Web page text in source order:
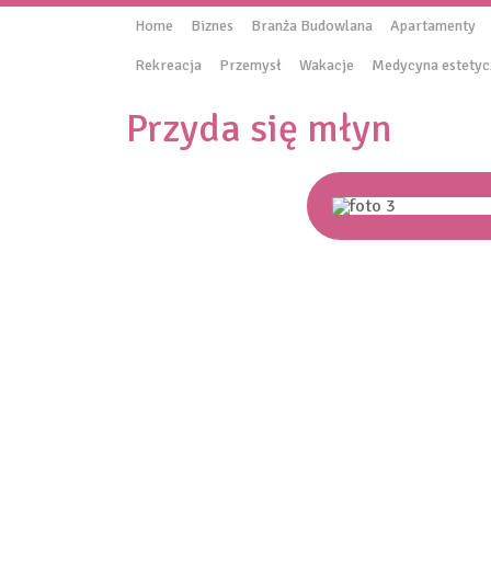
Home Biznes Branża Budowlana Apartamenty
Rekreacja Przemysł Wakacje Medycyna
Przyda się młyn